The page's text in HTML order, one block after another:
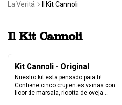
La Veritá Il Kit Cannoli
Il Kit Cannoli
Kit Cannoli - Original
Nuestro kit está pensado para ti!
Contiene cinco crujientes vainas con
licor de marsala, ricotta de oveja